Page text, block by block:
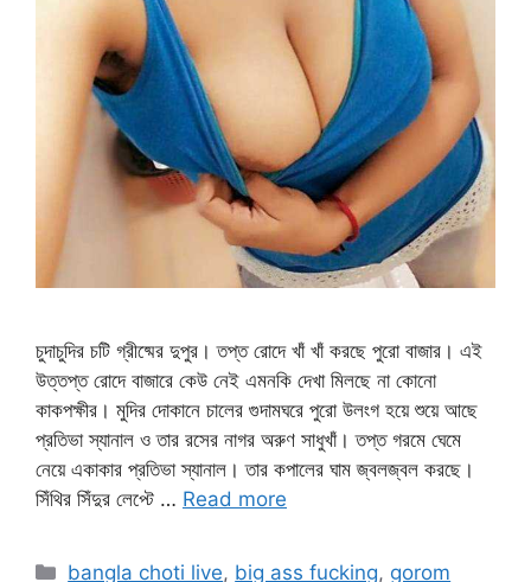
চুদাচুদির চটি গ্রীষ্মের দুপুর। তপ্ত রোদে খাঁ খাঁ করছে পুরো বাজার। এই
উত্তপ্ত রোদে বাজারে কেউ নেই এমনকি দেখা মিলছে না কোনো
কাকপক্ষীর। মুদির দোকানে চালের গুদামঘরে পুরো উলংগ হয়ে শুয়ে আছে
প্রতিভা স্যানাল ও তার রসের নাগর অরুণ সাধুখাঁ। তপ্ত গরমে ঘেমে
নেয়ে একাকার প্রতিভা স্যানাল। তার কপালের ঘাম জ্বলজ্বল করছে।
সিঁথির সিঁদুর লেপ্টে … Read more
Categories
bangla choti live, big ass fucking, gorom